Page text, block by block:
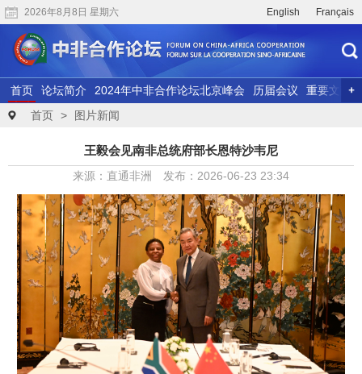
2026年8月8日 星期六 English Français
首页 论坛简介 2024年中非合作论坛北京峰会 历届会议
重要文献
联合研究
精彩视频
首页 > 图片新闻
王毅会见南非总统府部长恩特沙韦尼
来源：直通非洲 发布：2026-06-23 23:34